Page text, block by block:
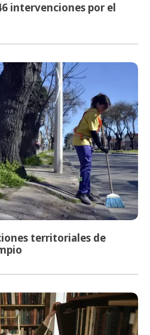
intervenciones por el
territoriales de